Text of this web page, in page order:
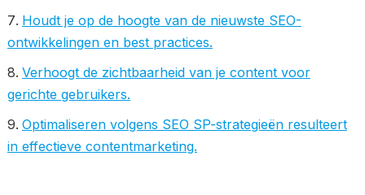
Houdt je op de hoogte van de nieuwste SEO-
ontwikkelingen en best practices.
Verhoogt de zichtbaarheid van je content voor
gerichte gebruikers.
Optimaliseren volgens SEO SP-strategieën resulteert
in effectieve contentmarketing.